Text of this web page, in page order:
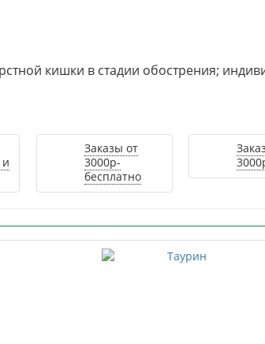
кишки в стадии обострения;
Заказы от
3000р-
бесплатно